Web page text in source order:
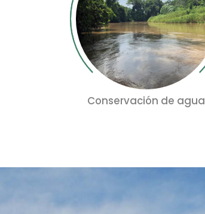
Conservación de agua